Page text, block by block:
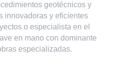
geotécnicos y
innovadoras y eficientes
o especialista en el
en mano con dominante
especializadas.